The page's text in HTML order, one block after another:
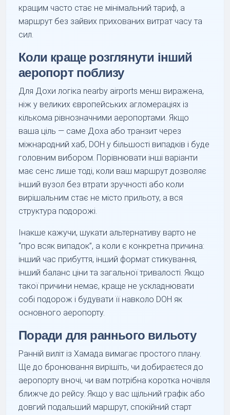
кращим часто стає не мінімальний тариф, а
маршрут без зайвих прихованих витрат часу та
сил.
Коли краще розглянути інший
аеропорт поблизу
Для Дохи логіка nearby airports менш виражена,
ніж у великих європейських агломераціях із
кількома рівнозначними аеропортами. Якщо
ваша ціль — саме Доха або транзит через
міжнародний хаб, DOH у більшості випадків і буде
головним вибором. Порівнювати інші варіанти
має сенс лише тоді, коли ваш маршрут дозволяє
інший вузол без втрати зручності або коли
вирішальним стає не місто прильоту, а вся
структура подорожі.
Інакше кажучи, шукати альтернативу варто не
“про всяк випадок”, а коли є конкретна причина:
інший час прибуття, інший формат стикування,
інший баланс ціни та загальної тривалості. Якщо
такої причини немає, краще не ускладнювати
собі подорож і будувати її навколо DOH як
основного аеропорту.
Поради для раннього вильоту
Ранній виліт із Хамада вимагає простого плану.
Ще до бронювання вирішіть, чи добираєтеся до
аеропорту вночі, чи вам потрібна коротка ночівля
ближче до рейсу. Якщо у вас щільний графік або
довгий подальший маршрут, спокійний старт